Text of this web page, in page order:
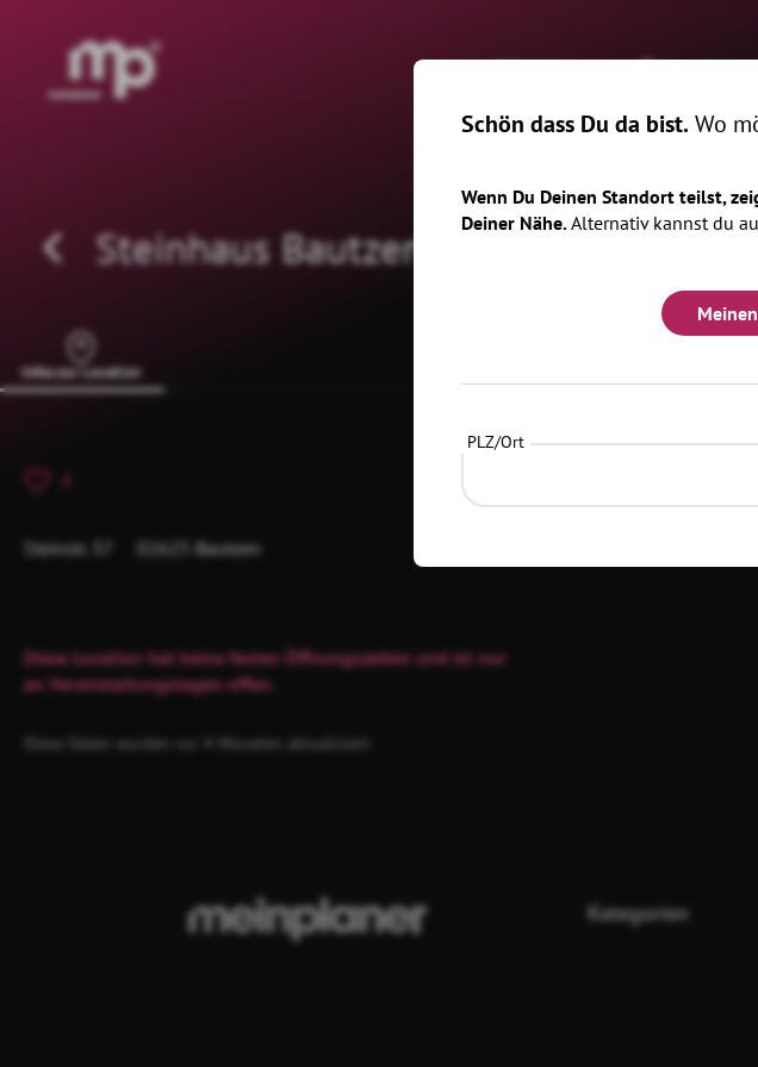
®
Home Events
Steinhaus Bautzen
Infos zur Location
0
Steinstr. 37 02625 Bautzen
Diese Location hat keine festen Öffnungszeiten und ist nur
an Veranstaltungstagen offen.
Diese Daten wurden vor 4 Monaten aktualisiert
Kategorien
Schön dass Du da bist. Wo
Wenn Du Deinen Standort teilst,
Deiner Nähe.Alternativ kannst du
PLZ/Ort